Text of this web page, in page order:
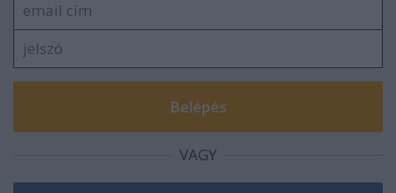
VAGY